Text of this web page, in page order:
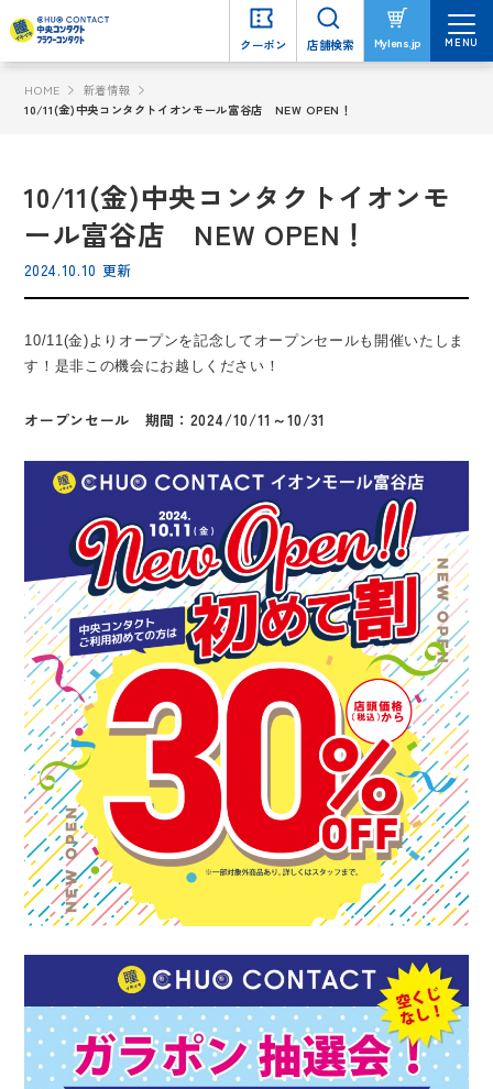
クーポン 店舗検索 Mylens.jp MENU
HOME
新着情報
10/11(金)中央コンタクトイオンモール富谷店 NEW OPEN！
10/11(金)中央コンタクトイオンモ
ール富谷店 NEW OPEN！
2024.10.10 更新
10/11(金)よりオープンを記念してオープンセールも開催いたしま
す！是非この機会にお越しください！
オープンセール 期間：2024/10/11～10/31
クーポン 店舗検索 Mylens.jp MENU